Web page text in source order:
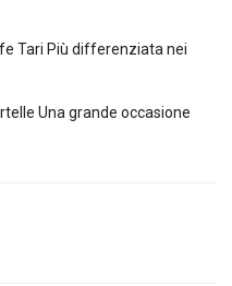
Tari Più differenziata nei
Una grande occasione